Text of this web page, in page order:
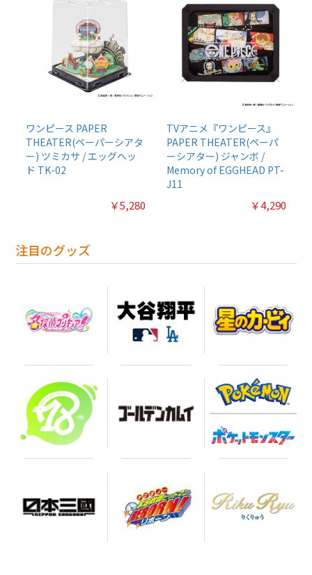
ワンピース PAPER
THEATER(ペーパーシアタ
ー) ツミカサ / エッグヘッ
ド TK-02
￥5,280
TVアニメ『ワンピース』
PAPER THEATER(ペーパ
ーシアター) ジャンボ /
Memory of EGGHEAD PT-
J11
￥4,290
注目のグッズ